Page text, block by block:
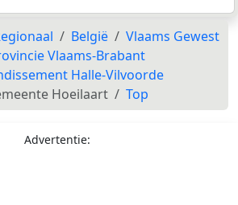
België
Vlaams Gewest
Vlaams-Brabant
Halle-Vilvoorde
Hoeilaart
Top
Advertentie: